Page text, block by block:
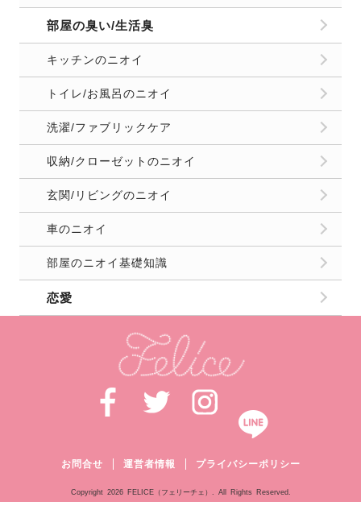
部屋の臭い/生活臭
キッチンのニオイ
トイレ/お風呂のニオイ
洗濯/ファブリックケア
収納/クローゼットのニオイ
玄関/リビングのニオイ
車のニオイ
部屋のニオイ基礎知識
恋愛
お問合せ 運営者情報 プライバシーポリシー
Copyright 2026 FELICE（フェリーチェ）. All Rights Reserved.